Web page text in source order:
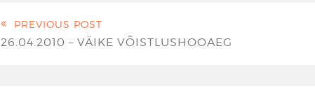
PREVIOUS POST
26.04.2010 – VÄIKE VÕISTLUSHOOAEG